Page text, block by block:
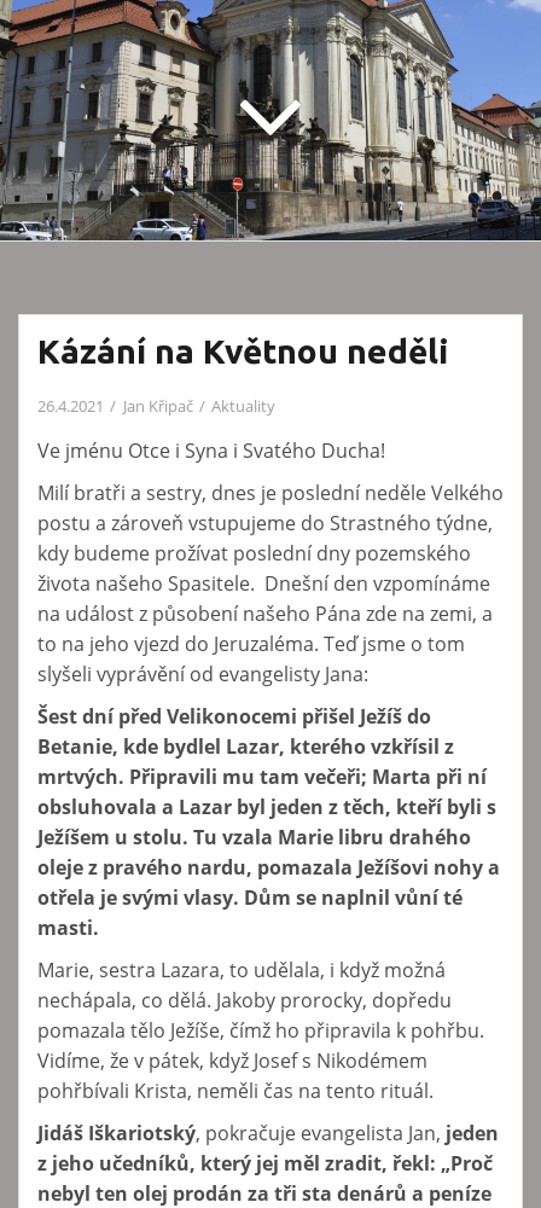
Kázání na Květnou neděli
26.4.2021 Jan Křipač Aktuality
Ve jménu Otce i Syna i Svatého Ducha!
Milí bratři a sestry, dnes je poslední neděle Velkého
postu a zároveň vstupujeme do Strastného týdne,
kdy budeme prožívat poslední dny pozemského
života našeho Spasitele. Dnešní den vzpomínáme
na událost z působení našeho Pána zde na zemi, a
to na jeho vjezd do Jeruzaléma. Teď jsme o tom
slyšeli vyprávění od evangelisty Jana:
Šest dní před Velikonocemi přišel Ježíš do
Betanie, kde bydlel Lazar, kterého vzkřísil z
mrtvých. Připravili mu tam večeři; Marta při ní
obsluhovala a Lazar byl jeden z těch, kteří byli s
Ježíšem u stolu. Tu vzala Marie libru drahého
oleje z pravého nardu, pomazala Ježíšovi nohy a
otřela je svými vlasy. Dům se naplnil vůní té
masti.
Marie, sestra Lazara, to udělala, i když možná
nechápala, co dělá. Jakoby prorocky, dopředu
pomazala tělo Ježíše, čímž ho připravila k pohřbu.
Vidíme, že v pátek, když Josef s Nikodémem
pohřbívali Krista, neměli čas na tento rituál.
Jidáš Iškariotský, pokračuje evangelista Jan, jeden
z jeho učedníků, který jej měl zradit, řekl: „Proč
nebyl ten olej prodán za tři sta denárů a peníze